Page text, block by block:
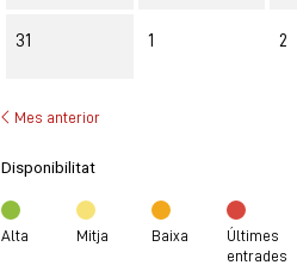
31 1 2
Mes anterior
Disponibilitat
Alta Mitja Baixa
Últimes
entrades